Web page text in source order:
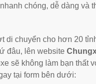
chóng, dễ dàng và
di chuyển cho hơn 20
đâu, lên website
sẽ không làm bạn thất
tại form bên dưới: